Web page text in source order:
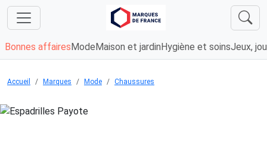
Bonnes affaires Mode Maison et jardin Hygiène et soinsJeux,
Accueil Marques Mode Chaussures